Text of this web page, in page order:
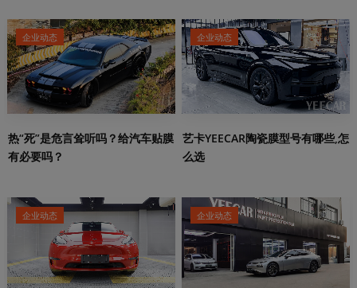
企业动态
热“死”是危言耸听吗？给汽车贴膜
有必要吗？
企业动态
艺卡YEECAR陶瓷膜型号有哪些,怎
么选
企业动态 企业动态